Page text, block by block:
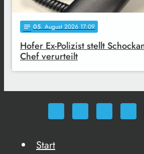
notes 05. August 2026 17:09
Hofer Ex-Polizist stellt
Chef verurteilt
Start